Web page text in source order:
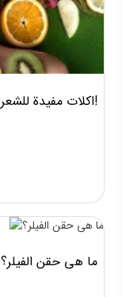
اكلات مفيدة للشعر لتعزيز صحته وقوته!
ما هي حقن الفيلر؟